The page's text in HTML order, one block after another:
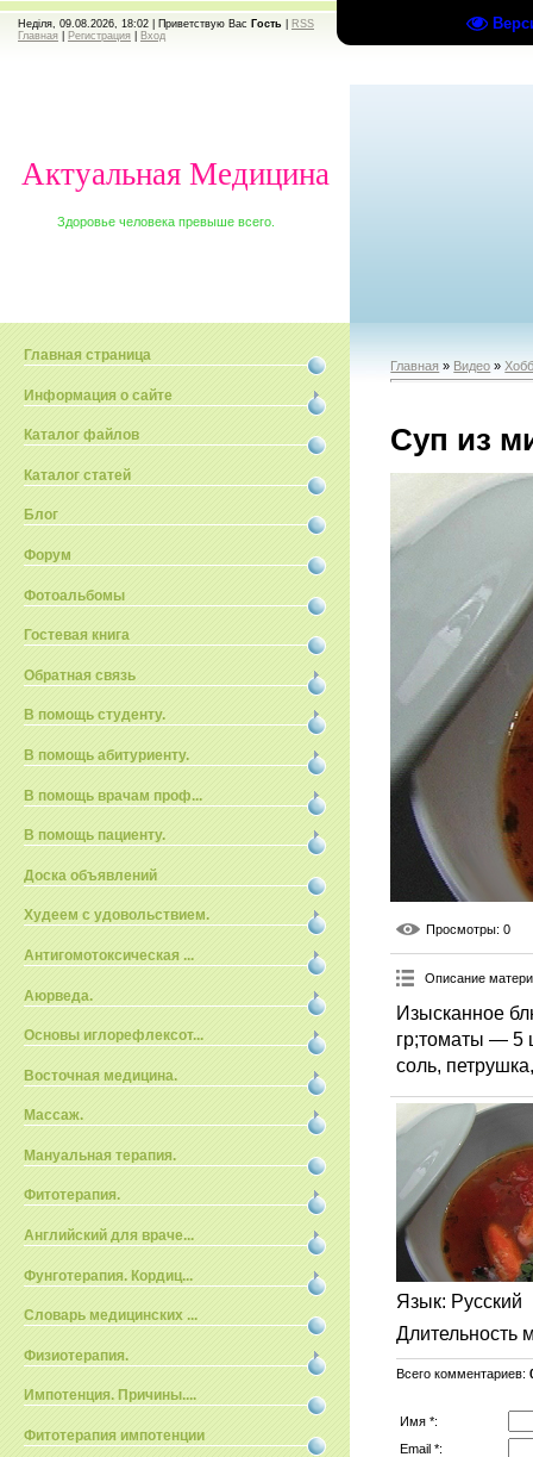
Неділя, 09.08.2026, 18:02 | Приветствую Вас Гость
RSS
Главная
Регистрация Вход
Актуальная Медицина
Здоровье человека превыше всего.
Главная страница
Информация о сайте
Каталог файлов
Каталог статей
Блог
Форум
Фотоальбомы
Гостевая книга
Обратная связь
В помощь студенту.
В помощь абитуриенту.
В помощь врачам проф...
В помощь пациенту.
Доска объявлений
Худеем с удовольствием.
Антигомотоксическая ...
Аюрведа.
Основы иглорефлексот...
Восточная медицина.
Массаж.
Мануальная терапия.
Фитотерапия.
Английский для враче...
Фунготерапия. Кордиц...
Словарь медицинских ...
Физиотерапия.
Импотенция. Причины....
Фитотерапия импотенции
Главная » Видео »
Суп из
Просмотры: 0
Описание
Изысканное
гр;томаты — 5
соль,
Язык: Русский
Длительность
Всего комментариев:
Имя *:
Email *: